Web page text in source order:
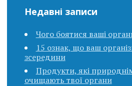
Недавні записи
Чого боятися ваші
15 ознак, що ваш
зсередини
Продукти, які
очищають твої органи